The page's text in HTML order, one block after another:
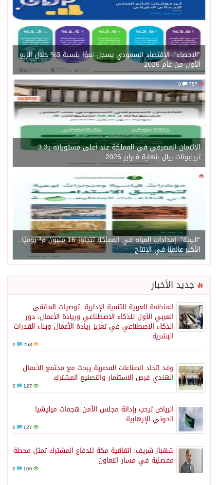
“الإحصاء”: الاقتصاد السعودي يسجل نموًا بنسبة 3% خلال الربع
الأول من عام 2026
757
0
الائتمان المصرفي في المملكة عند أعلى مستوياته بـ3.3
تريليونات ريال بنهاية فبراير 2026
1471
“البيئة”: إمدادات المياه في المملكة تتجاوز 16 مليون م³ يوميًا..
الأكبر عالميًا في الإنتاج
جديد الأخبار
المنظمة العربية للتنمية الإدارية: توصيات الملتقى
العربي الأول للذكاء الاصطناعي وريادة الأعمال، دور
الذكاء الاصطناعي في تعزيز ريادة الأعمال وبناء القدرات
البشرية
253
وفد اتحاد الصناعات المصرية يبحث مع مجتمع الأعمال
الهندي فرص الاستثمار والتصنيع المشترك
127
الرياض ترحب بإدانة مجلس الأمن هجمات ميليشيا
الحوثي الإرهابية
127
شهباز شريف: اتفاقية مكة للدفاع المشترك تمثل محطة
مفصلية في مسار التعاون
106